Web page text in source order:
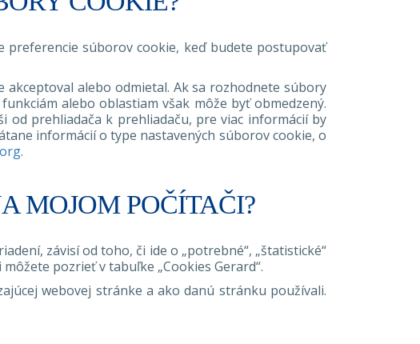
súborov cookie, keď budete postupovať
alebo odmietal. Ak sa rozhodnete súbory
alebo oblastiam však môže byť obmedzený.
prehliadača k prehliadaču, pre viac informácií by
informácií o type nastavených súborov cookie, o
.
MOJOM POČÍTAČI?
závisí od toho, či ide o „potrebné“, „štatistické“
pozrieť v tabuľke „Cookies Gerard“.
webovej stránke a ako danú stránku používali.